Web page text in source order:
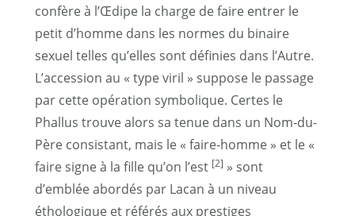
confère à l’Œdipe la charge de faire entrer le
petit d’homme dans les normes du binaire
sexuel telles qu’elles sont définies dans l’Autre.
L’accession au « type viril » suppose le passage
par cette opération symbolique. Certes le
Phallus trouve alors sa tenue dans un Nom-du-
Père consistant, mais le « faire-homme » et le «
faire signe à la fille qu’on l’est [2] » sont
d’emblée abordés par Lacan à un niveau
éthologique et référés aux prestiges